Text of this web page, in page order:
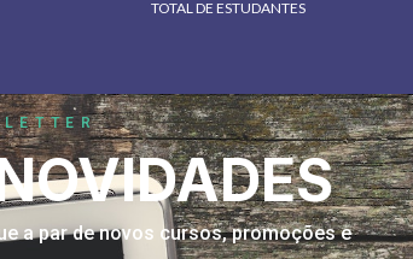
TOTAL DE ESTUDANTES
a par de novos cursos, promoções e